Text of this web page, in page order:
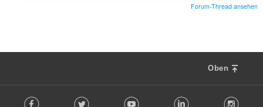
Forum-Thread ansehen
Oben
o Facebook Twitter Youtube LinkedIn